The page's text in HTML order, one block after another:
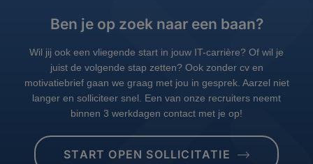
Ben je op zoek naar een baan?
Wil jij ook een vliegende start in jouw IT-carrière? Of wil je
juist de volgende stap zetten? Ook zonder cv en
motivatiebrief gaan we graag met jou in gesprek. Aarzel niet
langer en solliciteer snel. Een van onze recruiters neemt
binnen 3 werkdagen contact met je op!
START OPEN SOLLICITATIE